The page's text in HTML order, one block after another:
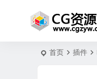
首页 插件